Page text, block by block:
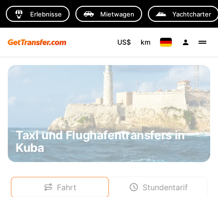
Erlebnisse Mietwagen Yachtcharter
US$ km
Taxi und Flughafentransfers in
Kuba
Fahrt Stundentarif